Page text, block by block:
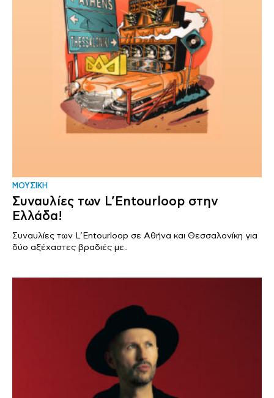
ΜΟΥΣΙΚΗ
Συναυλίες των L’Entourloop στην
Ελλάδα!
Συναυλίες των L’Entourloop σε Αθήνα και Θεσσαλονίκη για
δύο αξέχαστες βραδιές με..